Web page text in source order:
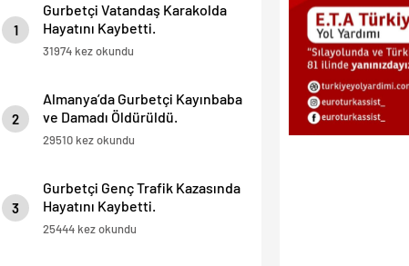
1
Gurbetçi Vatandaş Karakolda
Hayatını Kaybetti.
31974 kez okundu
2
Almanya’da Gurbetçi Kayınbaba
ve Damadı Öldürüldü.
29510 kez okundu
3
Gurbetçi Genç Trafik Kazasında
Hayatını Kaybetti.
25444 kez okundu